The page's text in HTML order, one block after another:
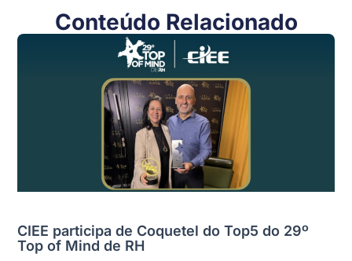
Conteúdo Relacionado
CIEE participa de Coquetel do Top5 do 29º
Top of Mind de RH